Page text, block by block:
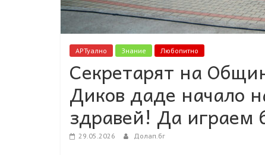
АРТуално Знание Любопитно
Секретарят на
Диков даде начало
здравей! Да играем
29.05.2026 Долап.бг